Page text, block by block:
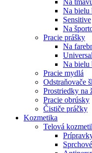
Na
Na bielu
Sensitive
Na
Pracie prášky
Na
Universal
Na bielu
Pracie mydlá
Odstraňovače
Prostriedky na
Pracie obrúsky
Čističe práčky
Kozmetika
Telová